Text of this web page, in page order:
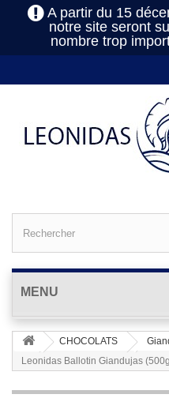
A partir du 15
notre site seront
nombre trop
MENU
CHOCOLATS
Leonidas Ballotin Giandujas